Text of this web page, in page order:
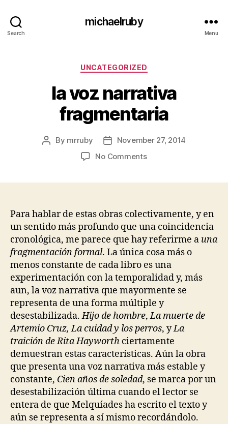
Search
michaelruby
Menu
Categories
UNCATEGORIZED
la voz narrativa
fragmentaria
Post
By mrruby
Post
date
November 27, 2014
No Commentson
Para hablar de estas obras colectivamente, y en
un sentido más profundo que una coincidencia
cronológica, me parece que hay referirme a una
fragmentación formal. La única cosa más o
menos constante de cada libro es una
experimentación con la temporalidad y, más
aun, la voz narrativa que mayormente se
representa de una forma múltiple y
desestabilizada.Hijo de hombre,La muerte de
Artemio Cruz, La cuidad y los perros, yLa
traición de Rita Hayworth ciertamente
demuestran estas características. Aún la obra
que presenta una voz narrativa más estable y
constante, Cien años de soledad, se marca por un
desestabilización última cuando el lector se
entera de que Melquíades ha escrito el texto y
aún se representa a sí mismo recordándolo.